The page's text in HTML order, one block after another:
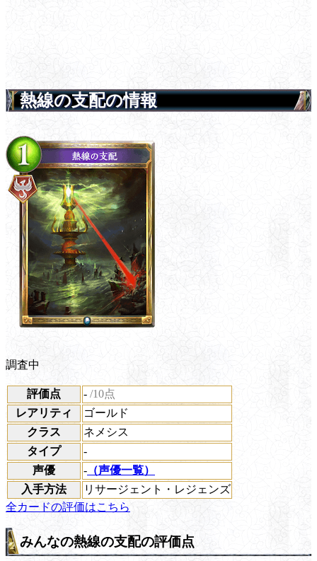
熱線の支配の情報
調査中
評価点 - /10点
レアリティ
ゴールド
クラス
ネメシス
タイプ
-
声優
- （声優一覧）
入手方法
リサージェント・レジェンズ
全カードの評価はこちら
みんなの熱線の支配の評価点